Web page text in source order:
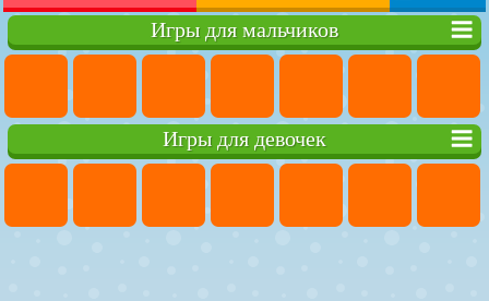
Игры для мальчиков
Игры для девочек